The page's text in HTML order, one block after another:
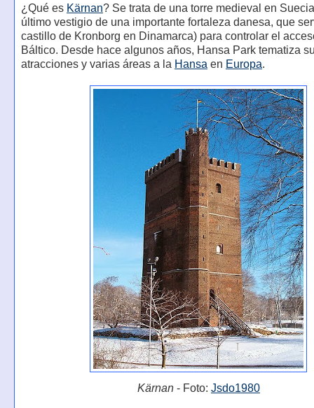
¿Qué es Kärnan? Se trata de una torre medieval en
último vestigio de una importante fortaleza danesa, que
castillo de Kronborg en Dinamarca) para controlar el
Báltico. Desde hace algunos años, Hansa Park tematiza
atracciones y varias áreas a la Hansa en Europa.
Kärnan- Foto: Jsdo1980